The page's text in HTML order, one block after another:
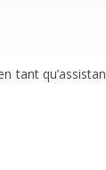
tant